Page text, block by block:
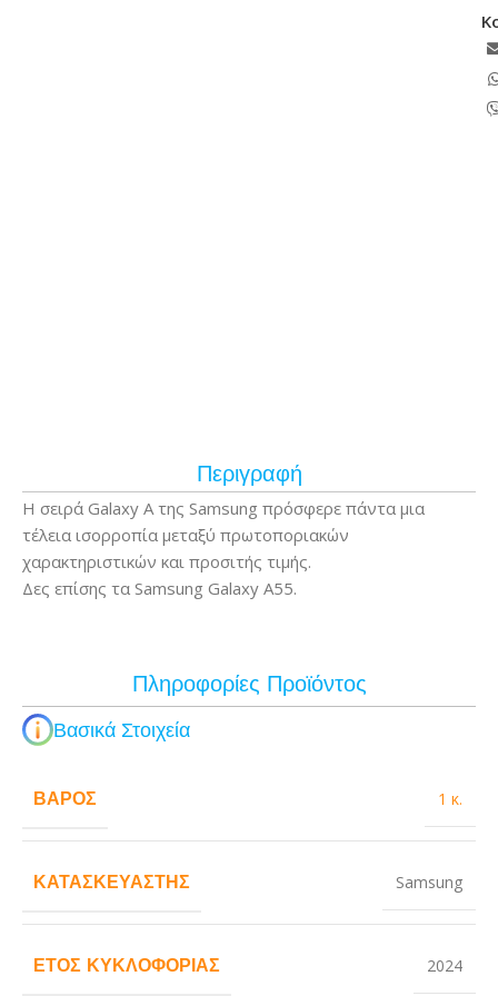
Περιγραφή
Η σειρά Galaxy A της Samsung πρόσφερε πάντα μια
τέλεια ισορροπία μεταξύ πρωτοποριακών
χαρακτηριστικών και προσιτής τιμής.
Δες επίσης τα Samsung Galaxy A55.
Πληροφορίες Προϊόντος
Βασικά Στοιχεία
ΒΆΡΟΣ 1 κ.
ΚΑΤΑΣΚΕΥΑΣΤΉΣ Samsung
ΈΤΟΣ ΚΥΚΛΟΦΟΡΊΑΣ 2024